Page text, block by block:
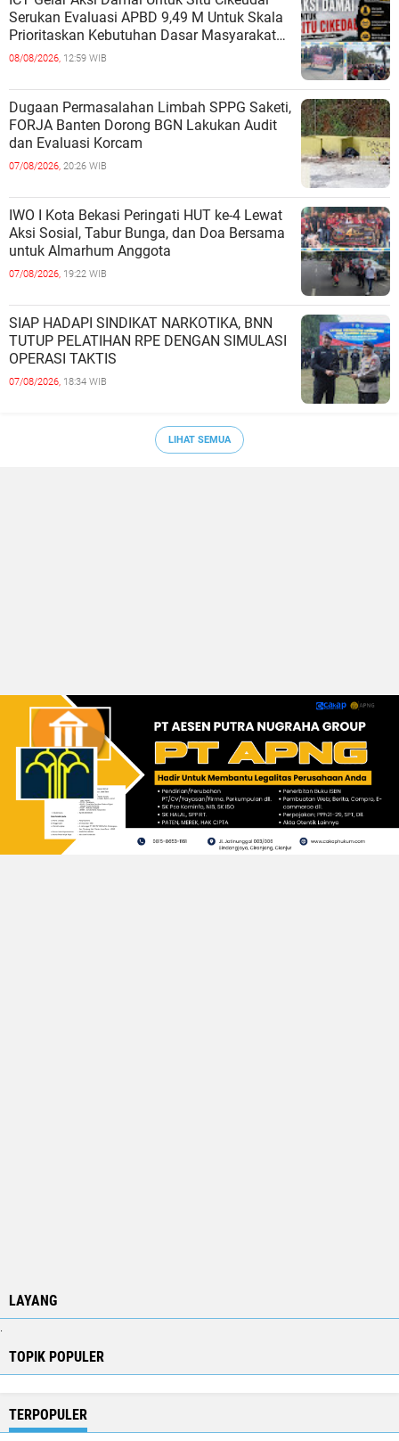
Serukan Evaluasi APBD 9,49 M Untuk Skala
Prioritaskan Kebutuhan Dasar Masyarakat
Belum Saat nya Butuh Kawasa
08/08/2026, 12:59 WIB
Dugaan Permasalahan Limbah SPPG Saketi,
FORJA Banten Dorong BGN Lakukan Audit
dan Evaluasi Korcam
07/08/2026, 20:26 WIB
IWO I Kota Bekasi Peringati HUT ke-4 Lewat
Aksi Sosial, Tabur Bunga, dan Doa Bersama
untuk Almarhum Anggota
07/08/2026, 19:22 WIB
SIAP HADAPI SINDIKAT NARKOTIKA, BNN
TUTUP PELATIHAN RPE DENGAN SIMULASI
OPERASI TAKTIS
07/08/2026, 18:34 WIB
LIHAT SEMUA
LAYANG
.
TOPIK POPULER
TERPOPULER